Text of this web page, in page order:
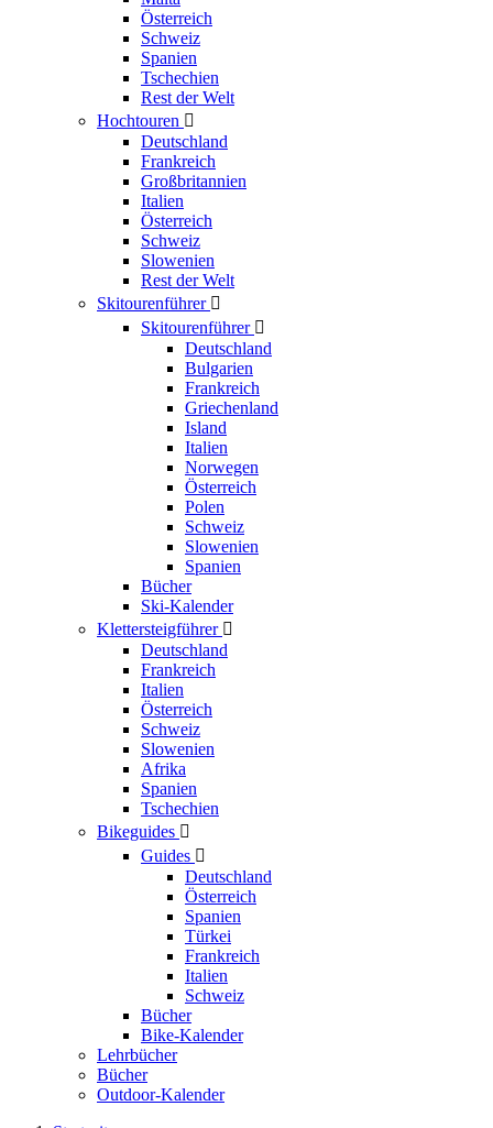
Österreich
Schweiz
Spanien
Tschechien
Rest der Welt
Hochtouren 
Deutschland
Frankreich
Großbritannien
Italien
Österreich
Schweiz
Slowenien
Rest der Welt
Skitourenführer 
Skitourenführer 
Deutschland
Bulgarien
Frankreich
Griechenland
Island
Italien
Norwegen
Österreich
Polen
Schweiz
Slowenien
Spanien
Bücher
Ski-Kalender
Klettersteigführer 
Deutschland
Frankreich
Italien
Österreich
Schweiz
Slowenien
Afrika
Spanien
Tschechien
Bikeguides 
Guides 
Deutschland
Österreich
Spanien
Türkei
Frankreich
Italien
Schweiz
Bücher
Bike-Kalender
Lehrbücher
Bücher
Outdoor-Kalender